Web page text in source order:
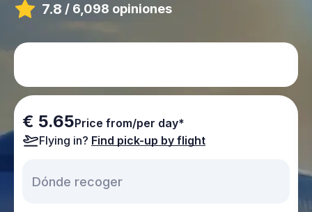
7.8 / 6,098 opiniones
€ 5.65Price from/per day*
Flying in? Find pick-up by flight